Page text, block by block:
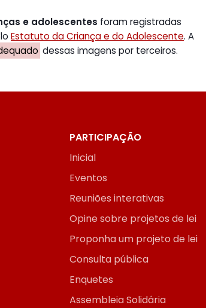
e adolescentes foram registradas
Estatuto da Criança e do Adolescente. A
dessas imagens por terceiros.
PARTICIPAÇÃO
Inicial
Eventos
Reuniões interativas
Opine sobre projetos de lei
Proponha um projeto de lei
Consulta pública
Enquetes
Assembleia Solidária